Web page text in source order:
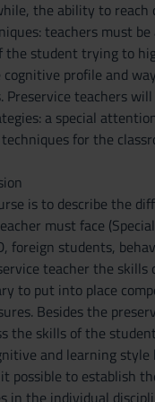
the ability to reach
teachers must
the student trying to
profile and
Preservice teachers
a special
for the
is to describe the
must face
foreign students,
teacher the skills
to put into place
Besides the
the skills of the
and learning style
possible to establish
in the individual